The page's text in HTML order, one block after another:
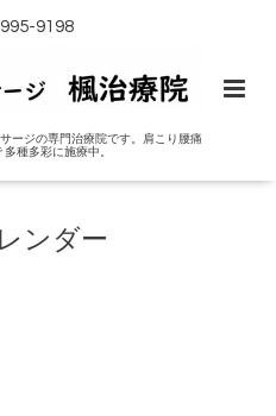
9198
ージの専門治療院です。肩こり腰痛
種多彩に施療中。
ンダー